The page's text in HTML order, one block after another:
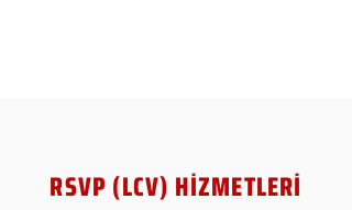
RSVP (LCV) HİZMETLERİ